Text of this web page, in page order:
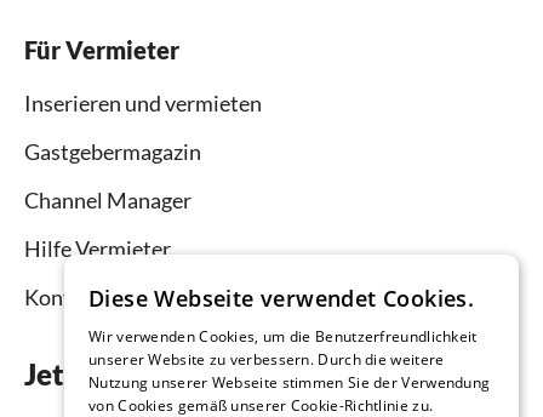
Für Vermieter
Inserieren und vermieten
Gastgebermagazin
Channel Manager
Hilfe Vermieter
Kontakt
Jetzt die App downloaden
Diese Webseite verwendet Cookies.
Wir verwenden Cookies, um die Benutzerfreundlichkeit
unserer Website zu verbessern. Durch die weitere
Nutzung unserer Webseite stimmen Sie der Verwendung
von Cookies gemäß unserer Cookie-Richtlinie zu.